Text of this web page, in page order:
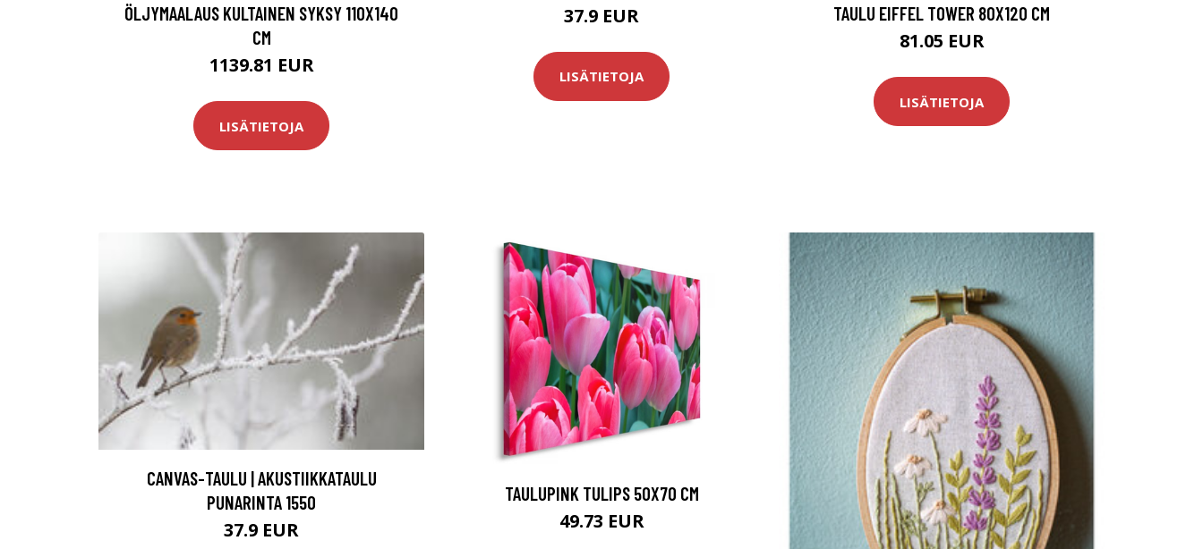
ÖLJYMAALAUS KULTAINEN SYKSY 110X140
CM
1139.81 EUR
LISÄTIETOJA
37.9 EUR
LISÄTIETOJA
TAULU EIFFEL TOWER 80X120 CM
81.05 EUR
LISÄTIETOJA
CANVAS-TAULU | AKUSTIIKKATAULU
PUNARINTA 1550
37.9 EUR
TAULUPINK TULIPS 50X70 CM
49.73 EUR